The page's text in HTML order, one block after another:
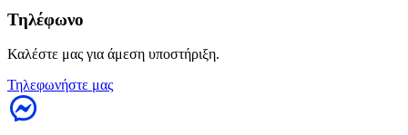
Τηλέφωνο
Καλέστε μας για άμεση υποστήριξη.
Τηλεφωνήστε μας